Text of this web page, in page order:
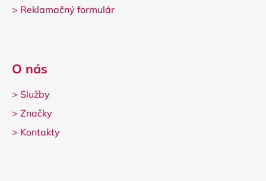
> Reklamačný formulár
O nás
> Služby
> Značky
> Kontakty